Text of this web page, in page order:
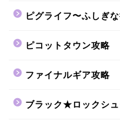
ピグライフ〜ふしぎ
ピコットタウン攻略
ファイナルギア攻略
ブラック★ロックシ